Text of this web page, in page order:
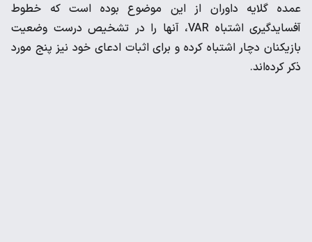
عمده گلایه داوران از این موضوع بوده است که خطوط
آفسایدگیری اشتباه VAR، آنها را در تشخیص درست وضعیت
بازیکنان دچار اشتباه کرده و برای اثبات ادعای خود نیز پنج مورد
ذکر کرده‌اند.